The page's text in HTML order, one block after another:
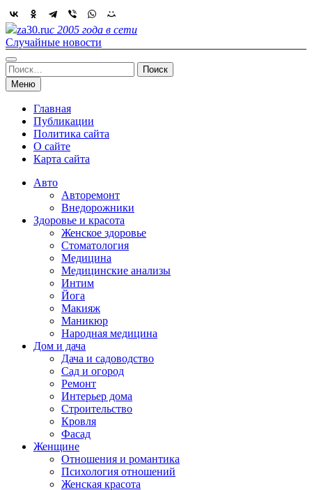
Skip
to
content
za30.ruс 2005 года в сети
Случайные новости
Найти:
Меню
Главная
Публикации
Политика сайта
О сайте
Карта сайта
Авто
Авторемонт
Внедорожники
Здоровье и красота
Женское здоровье
Стоматология
Медицина
Медицинские анализы
Интим
Йога
Макияж
Маникюр
Народная медицина
Дом и дача
Дача и садоводство
Сад и огород
Ремонт
Интерьер дома
Строительство
Кровля
Фасад
Женщине
Отношения и романтика
Психология отношений
Женская красота